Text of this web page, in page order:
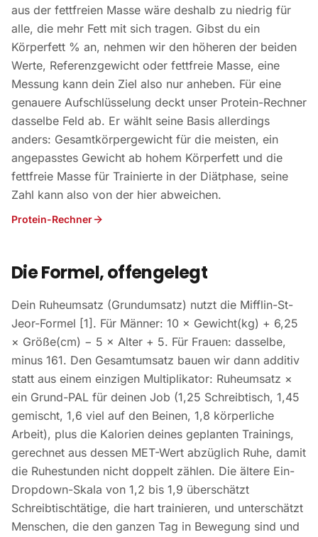
aus der fettfreien Masse wäre deshalb zu niedrig für
alle, die mehr Fett mit sich tragen. Gibst du ein
Körperfett % an, nehmen wir den höheren der beiden
Werte, Referenzgewicht oder fettfreie Masse, eine
Messung kann dein Ziel also nur anheben. Für eine
genauere Aufschlüsselung deckt unser Protein-Rechner
dasselbe Feld ab. Er wählt seine Basis allerdings
anders: Gesamtkörpergewicht für die meisten, ein
angepasstes Gewicht ab hohem Körperfett und die
fettfreie Masse für Trainierte in der Diätphase, seine
Zahl kann also von der hier abweichen.
Protein-Rechner
Die Formel, offengelegt
Dein Ruheumsatz (Grundumsatz) nutzt die Mifflin-St-
Jeor-Formel [1]. Für Männer: 10 × Gewicht(kg) + 6,25
× Größe(cm) − 5 × Alter + 5. Für Frauen: dasselbe,
minus 161. Den Gesamtumsatz bauen wir dann additiv
statt aus einem einzigen Multiplikator: Ruheumsatz ×
ein Grund-PAL für deinen Job (1,25 Schreibtisch, 1,45
gemischt, 1,6 viel auf den Beinen, 1,8 körperliche
Arbeit), plus die Kalorien deines geplanten Trainings,
gerechnet aus dessen MET-Wert abzüglich Ruhe, damit
die Ruhestunden nicht doppelt zählen. Die ältere Ein-
Dropdown-Skala von 1,2 bis 1,9 überschätzt
Schreibtischtätige, die hart trainieren, und unterschätzt
Menschen, die den ganzen Tag in Bewegung sind und